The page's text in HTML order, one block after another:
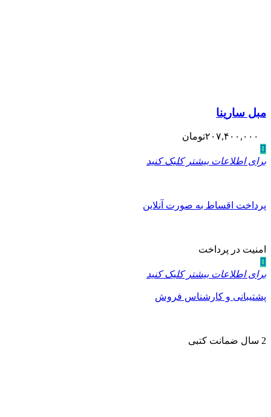
مبل سارینا
۲۰۷,۴۰۰,۰۰۰تومان
برای اطلاعات بیشتر کلیک کنید
پرداخت اقساط به صورت آنلاین
امنیت در پرداخت
برای اطلاعات بیشتر کلیک کنید
پشتیبانی و کارشناس فروش
2 سال ضمانت کتبی